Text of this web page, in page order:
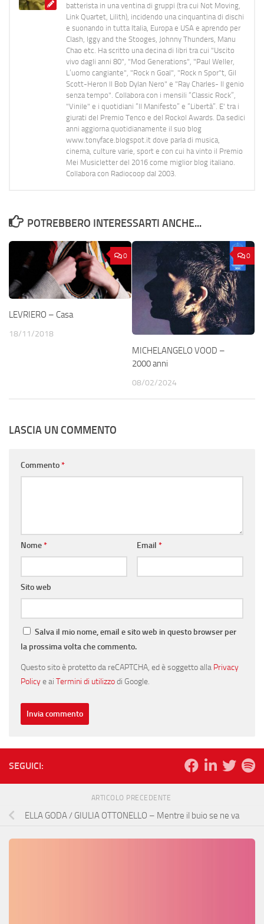
batterista in una ventina di gruppi (tra cui Not Moving,
Link Quartet, Lilith), incidendo una cinquantina di dischi
e suonando in tutta Italia, Europa e USA e aprendo per
Clash, Iggy and the Stooges, Johnny Thunders, Manu
Chao etc. Ha scritto una decina di libri tra cui "Uscito
vivo dagli anni 80", "Mod Generations", "Paul Weller,
L’uomo cangiante", "Rock n Goal", "Rock n Spor"t, Gil
Scott-Heron Il Bob Dylan Nero" e "Ray Charles- Il genio
senza tempo". Collabora con i mensili “Classic Rock”,
"Vinile" e i quotidiani “Il Manifesto” e “Libertà”. E' tra i
giurati del Premio Tenco e del Rockol Awards. Da sedici
anni aggiorna quotidianamente il suo blog
www.tonyface.blogspot.it dove parla di musica,
cinema, culture varie, sport e con cui ha vinto il Premio
Mei Musicletter del 2016 come miglior blog italiano.
Collabora con Radiocoop dal 2003.
POTREBBERO INTERESSARTI ANCHE...
0
LEVRIERO – Casa
18/11/2018
0
MICHELANGELO VOOD –
2000 anni
08/02/2024
LASCIA UN COMMENTO
Commento*
Nome* Email *
Sito web
Salva il mio nome, email e sito web in questo browser per
la prossima volta che commento.
Questo sito è protetto da reCAPTCHA, ed è soggetto alla Privacy
Policye ai Termini di utilizzodi Google.
SEGUICI:
ARTICOLO PRECEDENTE
ELLA GODA / GIULIA OTTONELLO – Mentre il buio se ne va